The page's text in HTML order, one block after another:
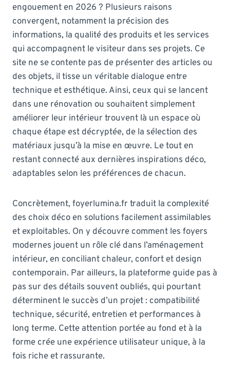
engouement en 2026 ? Plusieurs raisons
convergent, notamment la précision des
informations, la qualité des produits et les services
qui accompagnent le visiteur dans ses projets. Ce
site ne se contente pas de présenter des articles ou
des objets, il tisse un véritable dialogue entre
technique et esthétique. Ainsi, ceux qui se lancent
dans une rénovation ou souhaitent simplement
améliorer leur intérieur trouvent là un espace où
chaque étape est décryptée, de la sélection des
matériaux jusqu’à la mise en œuvre. Le tout en
restant connecté aux dernières inspirations déco,
adaptables selon les préférences de chacun.
Concrètement, foyerlumina.fr traduit la complexité
des choix déco en solutions facilement assimilables
et exploitables. On y découvre comment les foyers
modernes jouent un rôle clé dans l’aménagement
intérieur, en conciliant chaleur, confort et design
contemporain. Par ailleurs, la plateforme guide pas à
pas sur des détails souvent oubliés, qui pourtant
déterminent le succès d’un projet : compatibilité
technique, sécurité, entretien et performances à
long terme. Cette attention portée au fond et à la
forme crée une expérience utilisateur unique, à la
fois riche et rassurante.